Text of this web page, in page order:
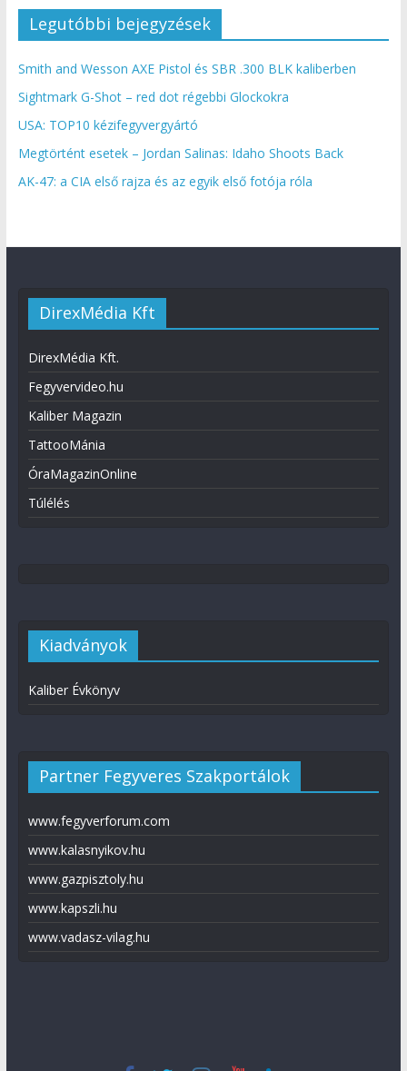
Legutóbbi bejegyzések
Smith and Wesson AXE Pistol és SBR .300 BLK kaliberben
Sightmark G-Shot – red dot régebbi Glockokra
USA: TOP10 kézifegyvergyártó
Megtörtént esetek – Jordan Salinas: Idaho Shoots Back
AK-47: a CIA első rajza és az egyik első fotója róla
DirexMédia Kft
DirexMédia Kft.
Fegyvervideo.hu
Kaliber Magazin
TattooMánia
ÓraMagazinOnline
Túlélés
Kiadványok
Kaliber Évkönyv
Partner Fegyveres Szakportálok
www.fegyverforum.com
www.kalasnyikov.hu
www.gazpisztoly.hu
www.kapszli.hu
www.vadasz-vilag.hu